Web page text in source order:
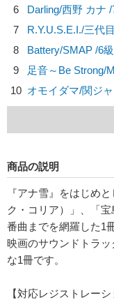
6
Darling/西野 カナ /
7
R.Y.U.S.E.I./三代
8
Battery/SMAP /6級
9
足音～Be Strong/
10 オモイダマ/関ジ
商品の説明
『アナ雪』をはじめ
ク・コリア）」、「
番曲までを網羅した1
映画のサウンドトラ
な1冊です。
【対応レジストレー